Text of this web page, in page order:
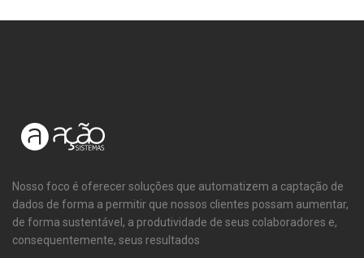
Nosso foco é oferecer soluções que automatizem a captação de
dados de forma a permitir que nossos clientes possam aumentar,
de forma sustentável, a produtividade de seus colaboradores e,
consequentemente, seus resultados